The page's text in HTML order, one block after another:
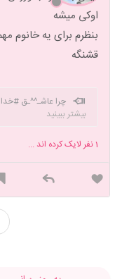
اوکی میشه
بنظرم برای یه خانوم
قشنگه
چرا عاشـ^^ـق
❤️ ️🏋‍♀️Pilates🏋‍♀️bodybuilding
بیشتر ببینید
1نفر لایک کرده اند ...